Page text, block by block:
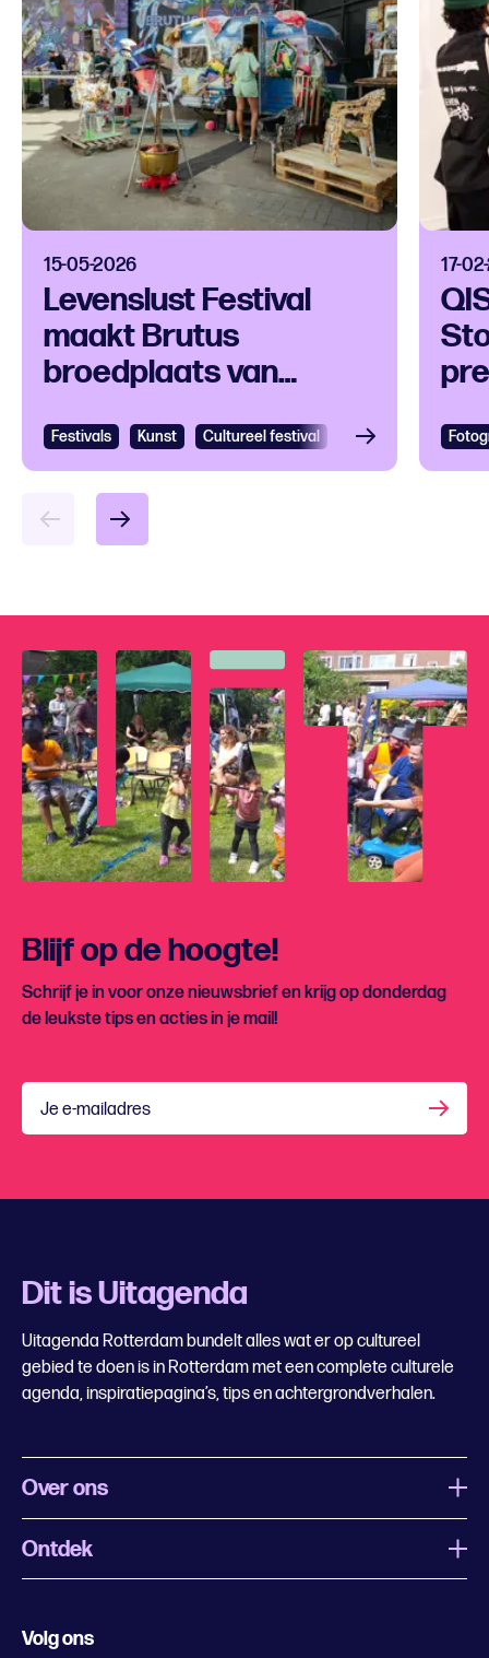
15-05-2026
Levenslust Festival
maakt Brutus
broedplaats van
ontmoeting en
eigenzinnige creatie
Festivals Kunst Cultureel festival
17-
Blijf op de hoogte!
Schrijf je in voor onze nieuwsbrief en krijg op donderdag
de leukste tips en acties in je mail!
Je e-mailadres
Dit is Uitagenda
Uitagenda Rotterdam bundelt alles wat er op cultureel
gebied te doen is in Rotterdam met een complete culturele
agenda, inspiratiepagina’s, tips en achtergrondverhalen.
Over ons
Wat is Uitagenda Rotterdam
Contact
Ontdek
Volg ons